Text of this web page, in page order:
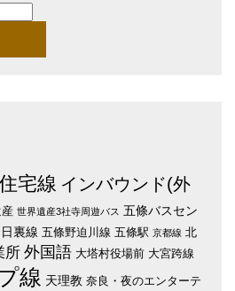
宅線 インバウンド(外
世界遺産3社寺周遊バス 五條バスセン
裏線 五條野迫川線 五條駅 京都線 北
所 外国語 大塔村役場前 大宮跨線
線 天理教 奈良・夜のエンターテ